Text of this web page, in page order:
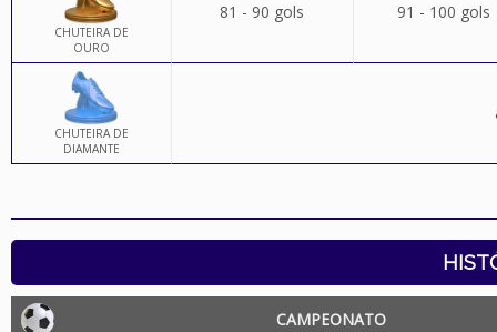
CHUTEIRA DE
OURO
81 - 90 gols 91 - 100 gols
CHUTEIRA DE
DIAMANTE
CAMPEONATO